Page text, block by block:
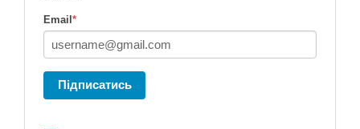
Email *
Підписатись